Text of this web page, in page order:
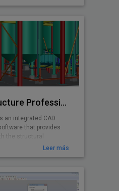
CADWorx Structure Professional
an integrated CAD
that provides
the structural
in mind.
Leer más